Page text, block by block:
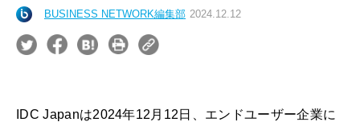
BUSINESS NETWORK編集部 2024.12.12
IDC Japanは2024年12月12日、エンドユーザー企業に